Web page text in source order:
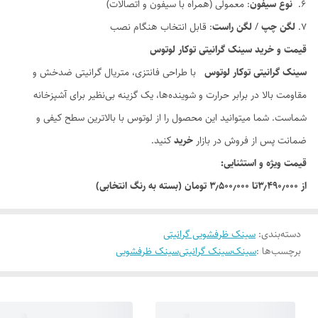
نوع سیفون: معمولی (همراه با سیفون و اتصالات)
لگن چپ/لگن راست: قابل انتخاب هنگام نصب
قیمت و خرید سینک گرانیتی توکار لوتوس
سینک گرانیتی توکار لوتوس با طراحی فانتزی، متریال گرانیتی ضدخش و
مقاومت بالا در برابر حرارت و شوینده‌ها، یک گزینه بی‌نظیر برای آشپزخانه
شماست. شما میتوانید این محصول را از لوتوس با بالاترین سطح کیفی و
ضمانت پس از فروش در بازار خریدکنید.
قیمت ویژه و استثنایی:
از ۳٫۴۹۰٫۰۰۰تا ۳٫۵۰۰٫۰۰۰ تومان (بسته به رنگ انتخابی)
دسته‌بندی: سینک ظرفشویی گرانیتی
برچسب‌ها :سینکسینک گرانیتیسینک ظرفشویی